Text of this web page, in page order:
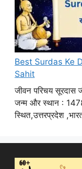
Best Surdas Ke
Sahit
जीवन परिचय सूरदास
जन्म और स्थान :
स्थित,उत्तरप्रदेश